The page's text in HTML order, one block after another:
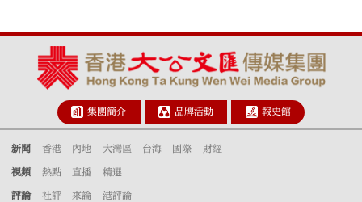
集團簡介 品牌活動 報史館
新聞 香港 內地 大灣區 台海 國際 財經
視頻 熱點 直播 精選
評論 社評 來論 港評論